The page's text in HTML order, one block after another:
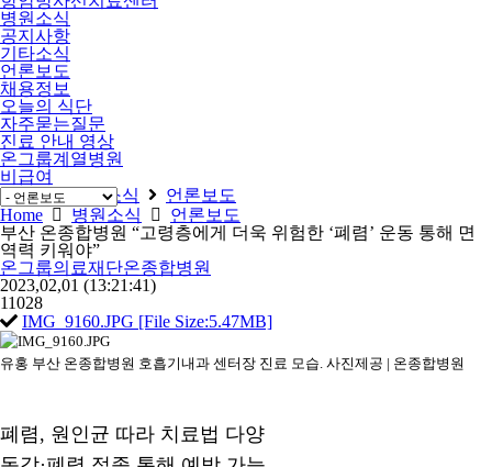
병원소식
공지사항
기타소식
언론보도
채용정보
오늘의 식단
자주묻는질문
진료 안내 영상
온그룹계열병원
비급여
Home
병원소식
언론보도
Home
병원소식
언론보도
부산 온종합병원 “고령층에게 더욱 위험한 ‘폐렴’ 운동 통해 면
역력 키워야”
온그룹의료재단온종합병원
2023,02,01 (13:21:41)
11028
IMG_9160.JPG [File Size:5.47MB]
유홍 부산 온종합병원 호흡기내과 센터장 진료 모습. 사진제공 | 온종합병원
폐렴, 원인균 따라 치료법 다양